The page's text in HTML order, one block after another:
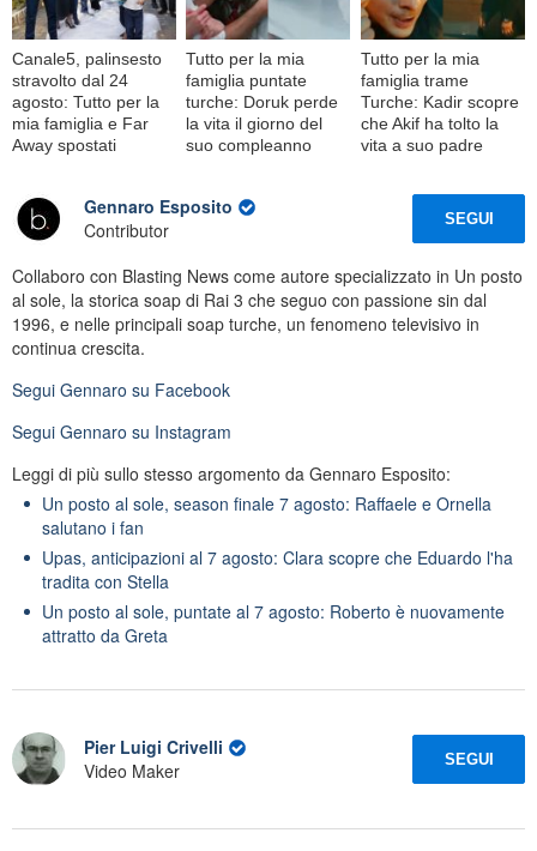
Canale5, palinsesto
stravolto dal 24
agosto: Tutto per la
mia famiglia e Far
Away spostati
Tutto per la mia
famiglia puntate
turche: Doruk perde
la vita il giorno del
suo compleanno
Tutto per la mia
famiglia trame
Turche: Kadir scopre
che Akif ha tolto la
vita a suo padre
Gennaro Esposito
Contributor
SEGUI
Collaboro con Blasting News come autore specializzato in Un posto
al sole, la storica soap di Rai 3 che seguo con passione sin dal
1996, e nelle principali soap turche, un fenomeno televisivo in
continua crescita.
Segui Gennaro su Facebook
Segui Gennaro su Instagram
Leggi di più sullo stesso argomento da Gennaro Esposito:
Un posto al sole, season finale 7 agosto: Raffaele e Ornella
salutano i fan
Upas, anticipazioni al 7 agosto: Clara scopre che Eduardo l'ha
tradita con Stella
Un posto al sole, puntate al 7 agosto: Roberto è nuovamente
attratto da Greta
Pier Luigi Crivelli
Video Maker
SEGUI